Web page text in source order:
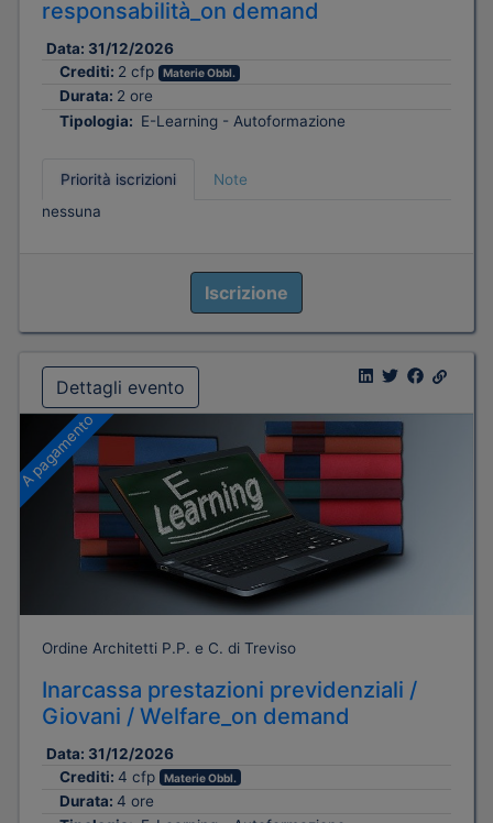
responsabilità_on demand
Data: 31/12/2026
Crediti: 2 cfp Materie Obbl.
Durata: 2 ore
Tipologia: E-Learning - Autoformazione
Priorità iscrizioni
Note
nessuna
Iscrizione
Dettagli evento
A pagamento
Ordine Architetti P.P. e C. di Treviso
Inarcassa prestazioni previdenziali /
Giovani / Welfare_on demand
Data: 31/12/2026
Crediti: 4 cfp Materie Obbl.
Durata: 4 ore